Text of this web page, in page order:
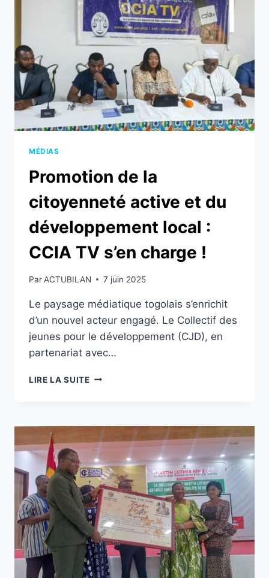
REMPORTE
DEUX
TROPHÉES!
MÉDIAS
Promotion de la
citoyenneté active et du
développement local :
CCIA TV s’en charge !
ParACTUBILAN 7 juin 2025
Le paysage médiatique togolais s’enrichit
d’un nouvel acteur engagé. Le Collectif des
jeunes pour le développement (CJD), en
partenariat avec…
LIRE LA SUITEPROMOTION
ACTIVE
ET
DU
DÉVELOPPEMENT
LOCAL
:
CCIA
TV
S’EN
CHARGE
!